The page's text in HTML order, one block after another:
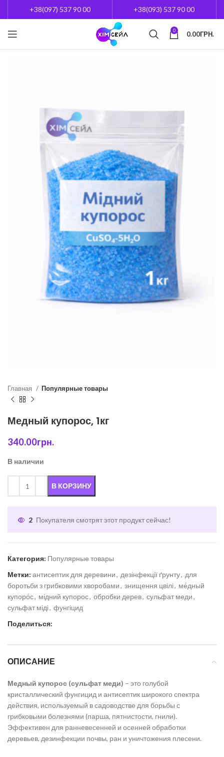
+38(097) 537 90 00 +38(093) 537 90 00
0 0.00ГРН.
Главная Популярные товары
Медный купорос, 1кг
340.00грн.
В наличии
В КОРЗИНУ
2 Покупателя смотрят этот продукт сейчас!
Категория: Популярные товары
Метки: антисептик для деревини, дезінфекції ґрунту, для
боротьби з грибковими хворобами, знищення цвілі, ме́дный
купоро́с, мідний купорос, обробки дерев, сульфат меди,
сульфат міді, фунгіцид
Поделиться:
ОПИСАНИЕ
Медный купорос (сульфат меди) – это голубой
кристаллический фунгицид и антисептик широкого спектра
действия, используемый в садоводстве для борьбы с
грибковыми болезнями (парша, пятнистости, гнили).
Эффективен для ранневесенней и осенней обработки
деревьев, дезинфекции почвы, ран и уничтожения плесени.